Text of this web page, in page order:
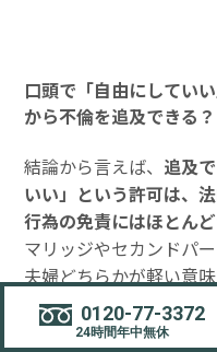
口頭で「自由にしてい
から不倫を追及できる？
結論から言えば、 追及
いい」という許可は、
行為の免責にはほとん
マリッジやセカンドパ
夫婦どちらかが軽い意
し、本来想定されてい
スです。後になって「
0120-77-3372
24時間年中無休